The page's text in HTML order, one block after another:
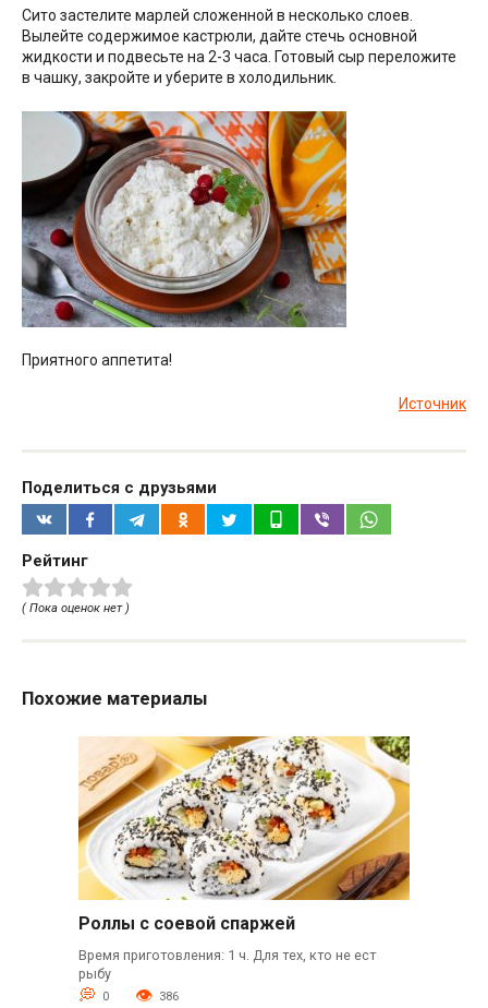
Сито застелите марлей сложенной в несколько слоев.
Вылейте содержимое кастрюли, дайте стечь основной
жидкости и подвесьте на 2-3 часа. Готовый сыр переложите
в чашку, закройте и уберите в холодильник.
Приятного аппетита!
Источник
Поделиться с друзьями
Рейтинг
( Пока оценок нет )
Похожие материалы
Роллы с соевой спаржей
Время приготовления: 1 ч. Для тех, кто не ест
рыбу
0 386